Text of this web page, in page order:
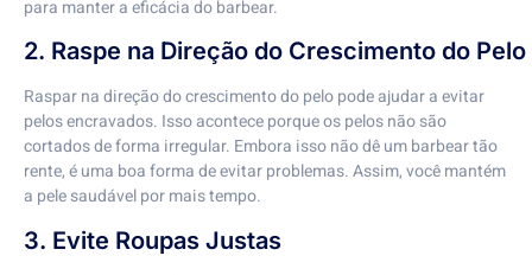
para manter a eficácia do barbear.
2. Raspe na Direção do Crescimento do Pelo
Raspar na direção do crescimento do pelo pode ajudar a evitar
pelos encravados. Isso acontece porque os pelos não são
cortados de forma irregular. Embora isso não dê um barbear tão
rente, é uma boa forma de evitar problemas. Assim, você mantém
a pele saudável por mais tempo.
3. Evite Roupas Justas